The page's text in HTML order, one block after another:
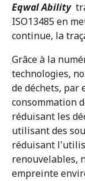
Eqwal Ability
ISO13485 en
continue, la
Grâce à la
technologies,
de déchets, par
consommation
réduisant les
utilisant des
réduisant
renouvelables,
empreinte